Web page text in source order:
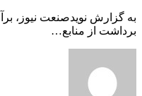
به گزارش نویدصنعت نیوز،
برداشت از منابع…